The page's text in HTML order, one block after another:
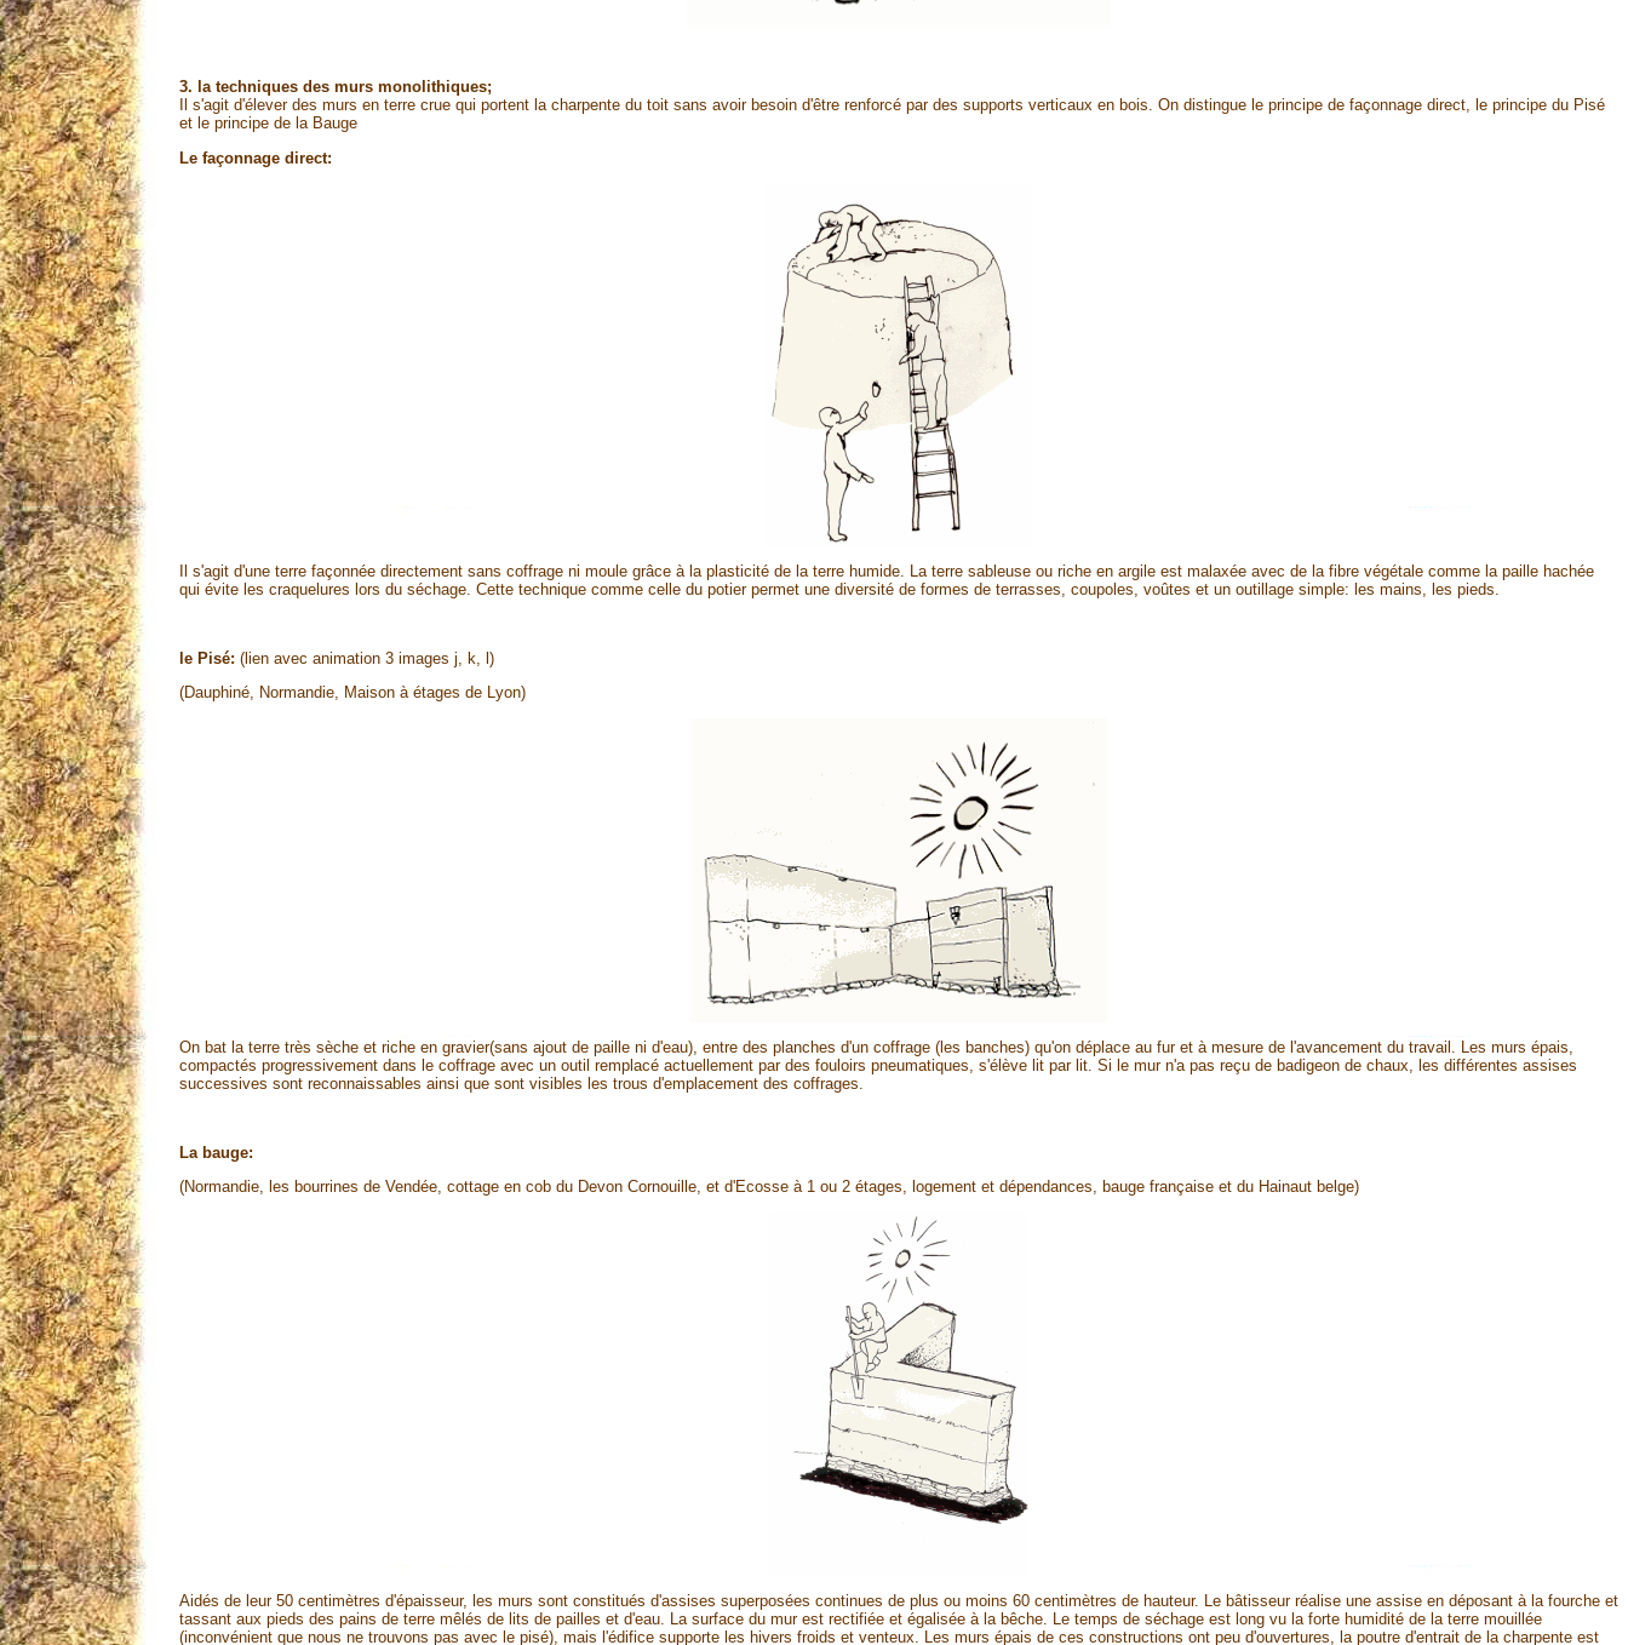
3. la techniques des murs monolithiques;
Il s'agit d'élever des murs en terre crue qui portent la charpente du toit sans avoir besoin d'être renforcé par des supports verticaux en bois. On distingue le principe de façonnage direct, le principe du Pisé
et le principe de la Bauge
Le façonnage direct:
Il s'agit d'une terre façonnée directement sans coffrage ni moule grâce à la plasticité de la terre humide. La terre sableuse ou riche en argile est malaxée avec de la fibre végétale comme la paille hachée
qui évite les craquelures lors du séchage. Cette technique comme celle du potier permet une diversité de formes de terrasses, coupoles, voûtes et un outillage simple: les mains, les pieds.
le Pisé: (lien avec animation 3 images j, k, l)
(Dauphiné, Normandie, Maison à étages de Lyon)
On bat la terre très sèche et riche en gravier(sans ajout de paille ni d'eau), entre des planches d'un coffrage (les banches) qu'on déplace au fur et à mesure de l'avancement du travail. Les murs épais,
compactés progressivement dans le coffrage avec un outil remplacé actuellement par des fouloirs pneumatiques, s'élève lit par lit. Si le mur n'a pas reçu de badigeon de chaux, les différentes assises
successives sont reconnaissables ainsi que sont visibles les trous d'emplacement des coffrages.
La bauge:
(Normandie, les bourrines de Vendée, cottage en cob du Devon Cornouille, et d'Ecosse à 1 ou 2 étages, logement et dépendances, bauge française et du Hainaut belge)
Aidés de leur 50 centimètres d'épaisseur, les murs sont constitués d'assises superposées continues de plus ou moins 60 centimètres de hauteur. Le bâtisseur réalise une assise en déposant à la fourche et
tassant aux pieds des pains de terre mêlés de lits de pailles et d'eau. La surface du mur est rectifiée et égalisée à la bêche. Le temps de séchage est long vu la forte humidité de la terre mouillée
(inconvénient que nous ne trouvons pas avec le pisé), mais l'édifice supporte les hivers froids et venteux. Les murs épais de ces constructions ont peu d'ouvertures, la poutre d'entrait de la charpente est